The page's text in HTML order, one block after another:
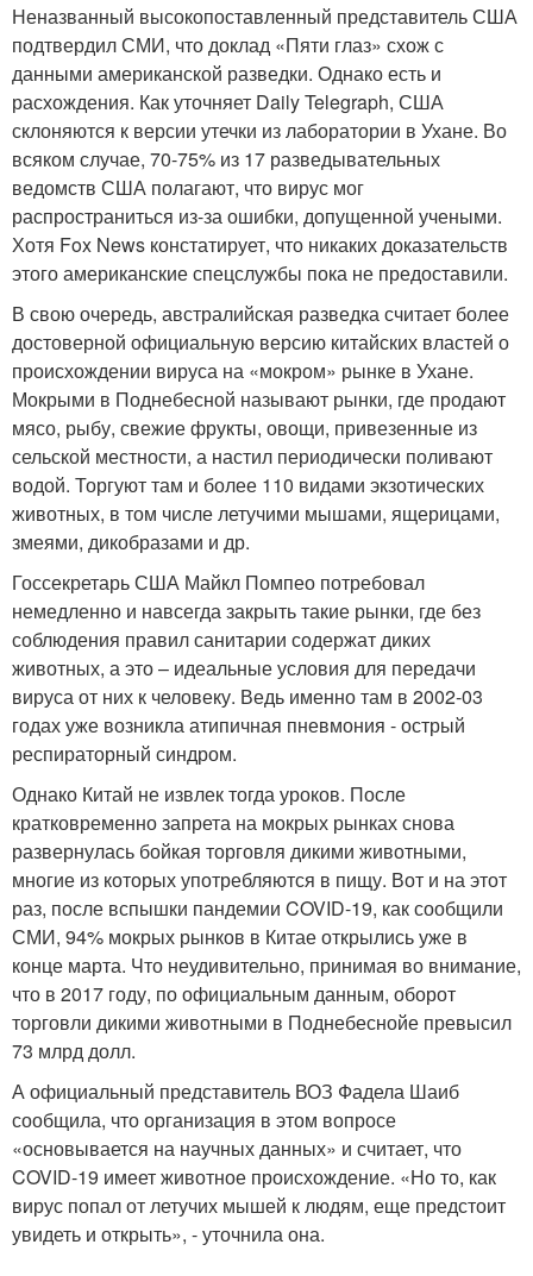
Неназванный высокопоставленный представитель США
подтвердил СМИ, что доклад «Пяти глаз» схож с
данными американской разведки. Однако есть и
расхождения. Как уточняет Daily Telegraph, США
склоняются к версии утечки из лаборатории в Ухане. Во
всяком случае, 70-75% из 17 разведывательных
ведомств США полагают, что вирус мог
распространиться из-за ошибки, допущенной учеными.
Хотя Fox News констатирует, что никаких доказательств
этого американские спецслужбы пока не предоставили.
В свою очередь, австралийская разведка считает более
достоверной официальную версию китайских властей о
происхождении вируса на «мокром» рынке в Ухане.
Мокрыми в Поднебесной называют рынки, где продают
мясо, рыбу, свежие фрукты, овощи, привезенные из
сельской местности, а настил периодически поливают
водой. Торгуют там и более 110 видами экзотических
животных, в том числе летучими мышами, ящерицами,
змеями, дикобразами и др.
Госсекретарь США Майкл Помпео потребовал
немедленно и навсегда закрыть такие рынки, где без
соблюдения правил санитарии содержат диких
животных, а это – идеальные условия для передачи
вируса от них к человеку. Ведь именно там в 2002-03
годах уже возникла атипичная пневмония - острый
респираторный синдром.
Однако Китай не извлек тогда уроков. После
кратковременно запрета на мокрых рынках снова
развернулась бойкая торговля дикими животными,
многие из которых употребляются в пищу. Вот и на этот
раз, после вспышки пандемии COVID-19, как сообщили
СМИ, 94% мокрых рынков в Китае открылись уже в
конце марта. Что неудивительно, принимая во внимание,
что в 2017 году, по официальным данным, оборот
торговли дикими животными в Поднебеснойе превысил
73 млрд долл.
А официальный представитель ВОЗ Фадела Шаиб
сообщила, что организация в этом вопросе
«основывается на научных данных» и считает, что
COVID-19 имеет животное происхождение. «Но то, как
вирус попал от летучих мышей к людям, еще предстоит
увидеть и открыть», - уточнила она.